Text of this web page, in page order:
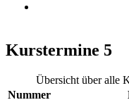
Kurstermine 5
Übersicht über alle
Nummer